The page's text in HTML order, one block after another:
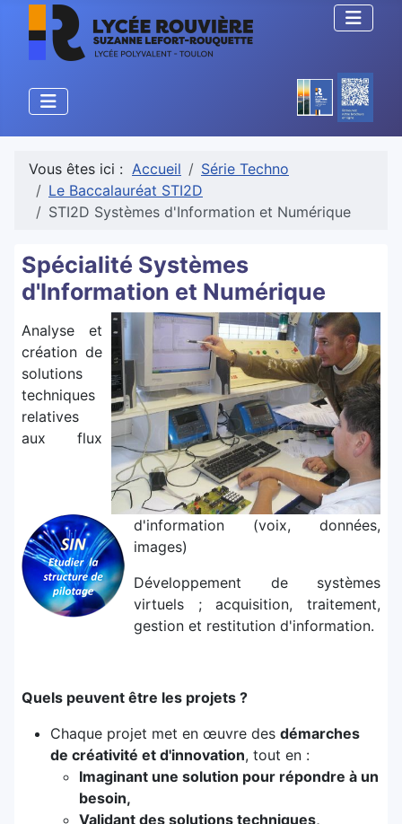
Vous êtes ici : Accueil
Série Techno
Le Baccalauréat STI2D
STI2D Systèmes d'Information et Numérique
Spécialité Systèmes
d'Information et Numérique
Analyse et
création de
solutions
techniques
relatives
aux flux
d'information (voix, données,
images)
Développement de systèmes
virtuels ; acquisition, traitement,
gestion et restitution d'information.
Quels peuvent être les projets ?
Chaque projet met en œuvre des démarches
de créativité et d'innovation, tout en :
Imaginant une solution pour répondre à un
besoin,
Validant des solutions techniques,